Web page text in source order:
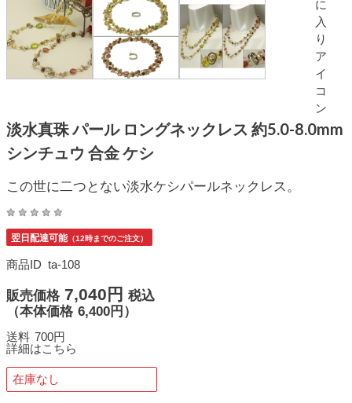
淡水真珠 パール ロングネックレス 約5.0-8.0mm
シンチュウ 合金 ケシ
この世に二つとない淡水ケシパールネックレス。
翌日配達可能（12時までのご注文）
商品ID ta-108
販売価格 7,040円 税込
（本体価格 6,400円）
送料 700円
詳細はこちら
在庫なし